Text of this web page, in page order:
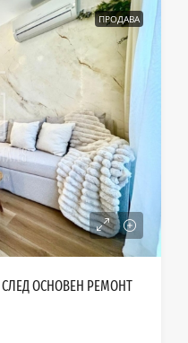
ПРОДАВА
ОСНОВЕН РЕМОНТ